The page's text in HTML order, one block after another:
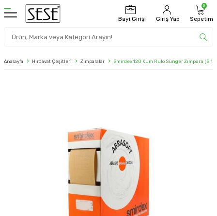
Bayi Girişi Giriş Yap
0
Sepetim
Anasayfa Hırdavat Çeşitleri Zımparalar Smirdex 120 Kum Rulo Sünger Zımpara